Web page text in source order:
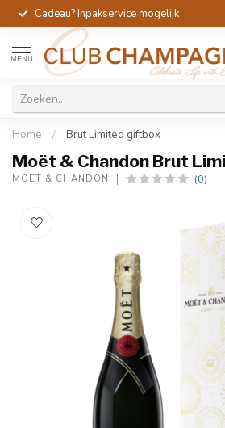
Cadeau? Inpakservice mogelijk
MENU
Home / Brut Limited giftbox
Moët & Chandon Brut
MOËT & CHANDON (0)